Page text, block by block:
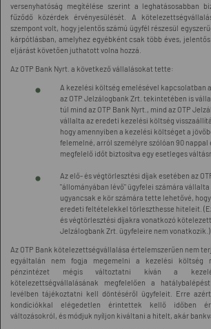
versenyhatóság megítélése szerint a leghatásosabban
fűződő közérdek érvényesülését. A
szempont volt, hogy jelentős számú ügyfél részesül
kárpótlásban, amelyhez egyébként csak több éves,
eljárást követően juthatott volna hozzá.
Az OTP Bank Nyrt. a következő vállalásokat tette:
A kezelési költség emelésével kapcsolatban
az OTP Jelzálogbank Zrt. tekintetében is
túl mind az OTP Bank Nyrt., mind az OTP
vállalta az eredeti kezelési költség
hogy amennyiben a kezelési költséget a
felemelné, arról személyre szólóan 90
megfelelő időt biztosítva egy esetleges
Az elő- és végtörlesztési díjak esetében az
"állományában lévő" ügyfelei számára
ugyancsak e kör számára tette lehetővé,
eredeti feltételekkel törleszthesse hiteleit.
és végtörlesztési díjakra vonatkozó
Jelzálogbank Zrt. ügyfeleire nem vonatkozik.)
Az OTP Bank kötelezettségvállalása értelemszerűen nem
egyáltalán nem fogja megemelni a kezelési költség
pénzintézet mégis változtatni kíván a
kötelezettségvállalásának megfelelően a
levélben tájékoztatni kell döntéséről ügyfeleit. Erre
kondíciókkal elégedetlen érintettek kellő időben
változásokról, és módjuk nyíljon kiváltani a hitelt, akár